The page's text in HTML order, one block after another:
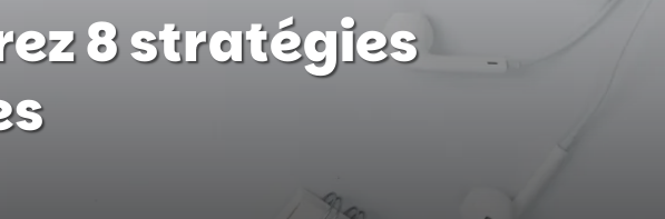
8 stratégies